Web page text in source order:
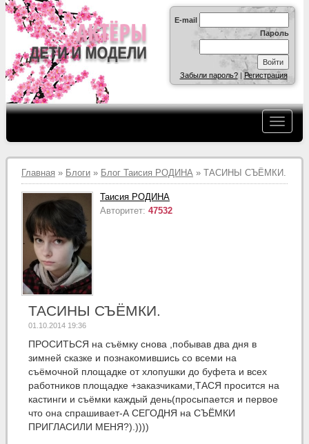
E-mail
Пароль
Забыли пароль?|Регистрация
Главная » Блоги » Блог Таисия РОДИНА » ТАСИНЫ СЪЁМКИ.
Таисия РОДИНА
Авторитет: 47532
ТАСИНЫ СЪЁМКИ.
01.10.2014 19:36
ПРОСИТЬСЯ на съёмку снова ,побывав два дня в
зимней сказке и познакомившись со всеми на
съёмочной площадке от хлопушки до буфета и всех
работников площадке +заказчиками,ТАСЯ просится на
кастинги и съёмки каждый день(просыпается и первое
что она спрашивает-А СЕГОДНЯ на СЪЁМКИ
ПРИГЛАСИЛИ МЕНЯ?).))))